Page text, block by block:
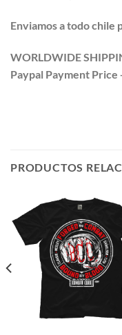
Enviamos a todo chile
WORLDWIDE
Paypal Payment Price
PRODUCTOS